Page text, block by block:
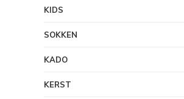
KIDS
SOKKEN
KADO
KERST